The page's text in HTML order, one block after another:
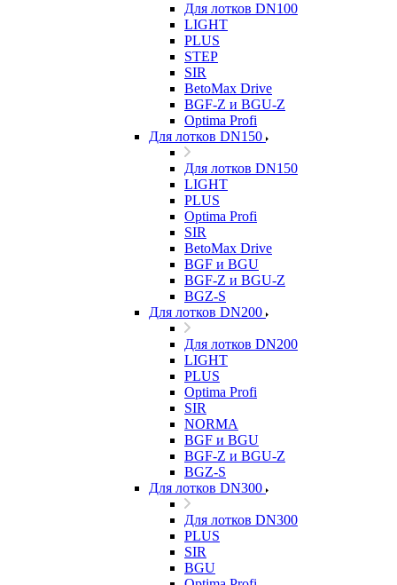
Для лотков DN100
LIGHT
PLUS
STEP
SIR
BetoMax Drive
BGF-Z и BGU-Z
Optima Profi
Для лотков DN150
Для лотков DN150
LIGHT
PLUS
Optima Profi
SIR
BetoMax Drive
BGF и BGU
BGF-Z и BGU-Z
BGZ-S
Для лотков DN200
Для лотков DN200
LIGHT
PLUS
Optima Profi
SIR
NORMA
BGF и BGU
BGF-Z и BGU-Z
BGZ-S
Для лотков DN300
Для лотков DN300
PLUS
SIR
BGU